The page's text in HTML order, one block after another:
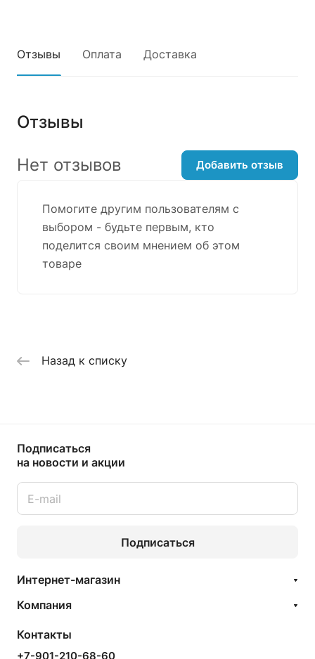
Отзывы Оплата Доставка
Отзывы
Помогите другим пользователям с
выбором - будьте первым, кто
поделится своим мнением об этом
товаре
Нет отзывов Добавить отзыв
Назад к списку
Подписаться
на новости и акции
Подписаться
Интернет-магазин
Компания
Контакты
+7-901-210-68-60